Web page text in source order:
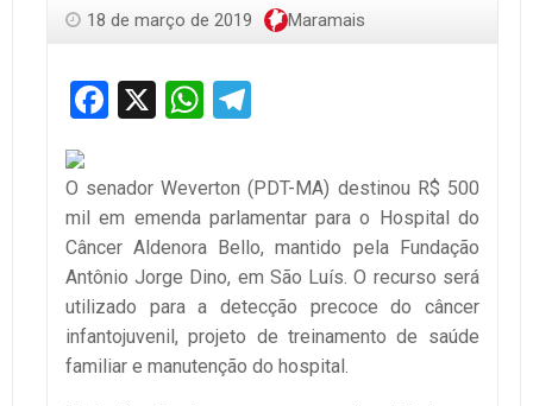
18 de março de 2019 Maramais
Facebook
X WhatsApp
O senador Weverton (PDT-MA) destinou R$ 500
mil em emenda parlamentar para o Hospital do
Câncer Aldenora Bello, mantido pela Fundação
Antônio Jorge Dino, em São Luís. O recurso será
utilizado para a detecção precoce do câncer
infantojuvenil, projeto de treinamento de saúde
familiar e manutenção do hospital.